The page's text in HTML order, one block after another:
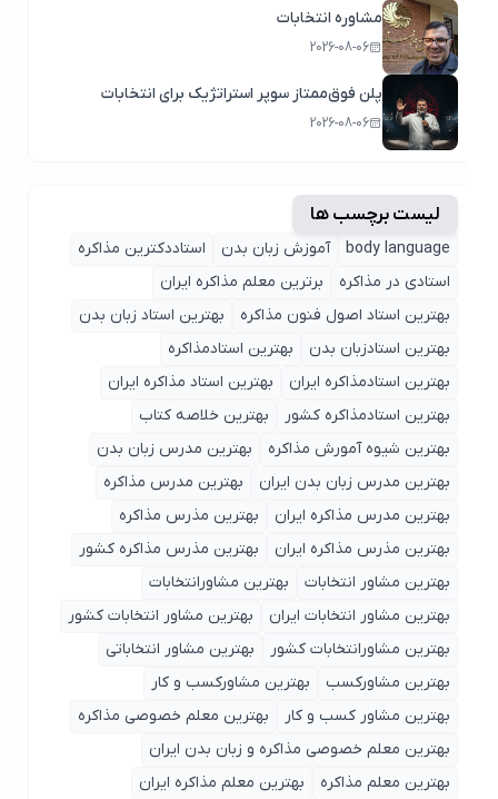
مشاوره انتخابات
2026-08-06
پلن فوق‌ممتاز سوپر استراتژیک برای انتخابات
2026-08-06
لیست برچسب ها
body language آموزش زبان بدن
استاددکترین مذاکره
استادی در مذاکره
برترین معلم مذاکره ایران
بهترین استاد اصول ‌فنون مذاکره
بهترین استاد زبان بدن
بهترین استادزبان بدن
بهترین استادمذاکره
بهترین استادمذاکره ایران
بهترین استاد مذاکره ایران
بهترین استادمذاکره کشور
بهترین خلاصه کتاب
بهترین شیوه آمورش مذاکره
بهترین مدرس زبان بدن
بهترین مدرس زبان بدن ایران
بهترین مدرس مذاکره
بهترین مدرس مذاکره ایران
بهترین مذرس مذاکره
بهترین مذرس مذاکره ایران
بهترین مذرس مذاکره کشور
بهترین مشاور انتخابات
بهترین مشاورانتخابات
بهترین مشاور انتخابات ایران
بهترین مشاور انتخابات کشور
بهترین مشاورانتخابات کشور
بهترین مشاور انتخاباتی
بهترین مشاورکسب
بهترین مشاورکسب و کار
بهترین مشاور کسب و کار
بهترین معلم خصوصی مذاکره
بهترین معلم خصوصی مذاکره و زبان بدن ایران
بهترین معلم مذاکره
بهترین معلم مذاکره ایران